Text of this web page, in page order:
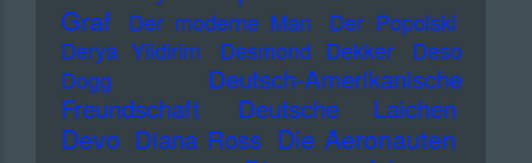
Graf
Der moderne Man
Der Popolski
Derya Yildirim
Desmond Dekker
Deso
Dogg
Deutsch-Amerikanische
Freundschaft
Deutsche Laichen
Devo Diana Ross Die Aeronauten